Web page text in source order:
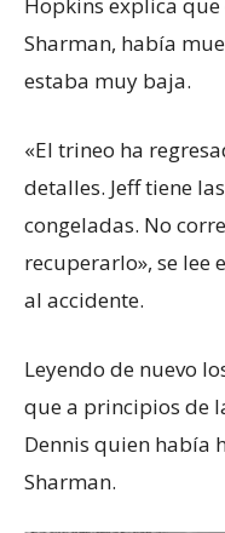
Hopkins explica
Sharman, había
estaba muy baja.
«El trineo ha
detalles. Jeff tiene
congeladas. No
recuperarlo», se lee
al accidente.
Leyendo de nuevo
que a principios de
Dennis quien había
Sharman.